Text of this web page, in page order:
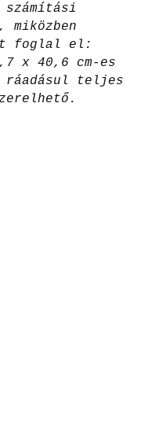
számítási
foglal el:
x 40,6 cm-es
ráadásul teljes